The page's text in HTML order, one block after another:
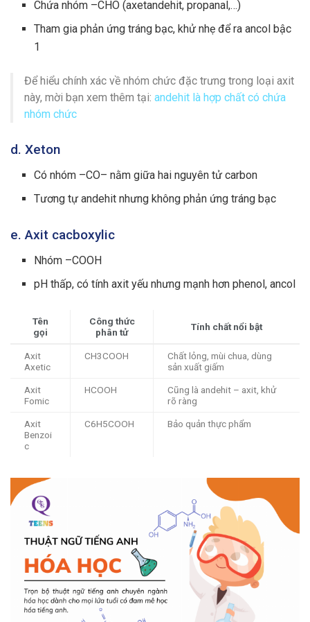
Chứa nhóm –CHO (axetandehit, propanal,…)
Tham gia phản ứng tráng bạc, khử nhẹ để ra ancol bậc
1
Để hiểu chính xác về nhóm chức đặc trưng trong loại axit
này, mời bạn xem thêm tại: andehit là hợp chất có chứa
nhóm chức
d. Xeton
Có nhóm –CO– nằm giữa hai nguyên tử carbon
Tương tự andehit nhưng không phản ứng tráng bạc
e. Axit cacboxylic
Nhóm –COOH
pH thấp, có tính axit yếu nhưng mạnh hơn phenol, ancol
Tên
gọi
Công thức
phân tử
Tính chất nổi bật
Axit
Axetic
CH3COOH
Chất lỏng, mùi chua, dùng
sản xuất giấm
Axit
Fomic
HCOOH
Cũng là andehit – axit, khử
rõ ràng
Axit
Benzoi
c
C6H5COOH Bảo quản thực phẩm